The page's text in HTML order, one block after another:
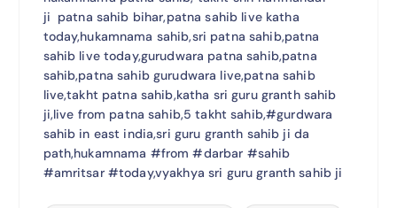
ji patna sahib bihar,patna sahib live katha
today,hukamnama sahib,sri patna sahib,patna
sahib live today,gurudwara patna sahib,patna
sahib,patna sahib gurudwara live,patna sahib
live,takht patna sahib,katha sri guru granth sahib
ji,live from patna sahib,5 takht sahib,#gurdwara
sahib in east india,sri guru granth sahib ji da
path,hukamnama #from #darbar #sahib
#amritsar #today,vyakhya sri guru granth sahib ji